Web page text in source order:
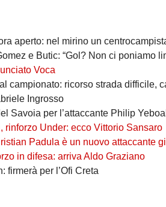
aperto: nel mirino un
e Butic: “Gol? Non ci poniamo
Voca
ricorso strada difficile, calciatori in
Ingrosso
Savoia per l’attaccante Philip
rinforzo Under: ecco Vittorio Sansaro
Padula è un nuovo attaccante
in difesa: arriva Aldo Graziano
firmerà per l’Ofi Creta